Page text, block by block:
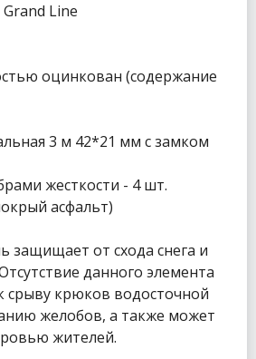
Grand Line
оцинкован (содержание
3 м 42*21 мм с замком
жесткости - 4 шт.
асфальт)
защищает от схода снега и
данного элемента
срыву крюков водосточной
желобов, а также может
жителей.